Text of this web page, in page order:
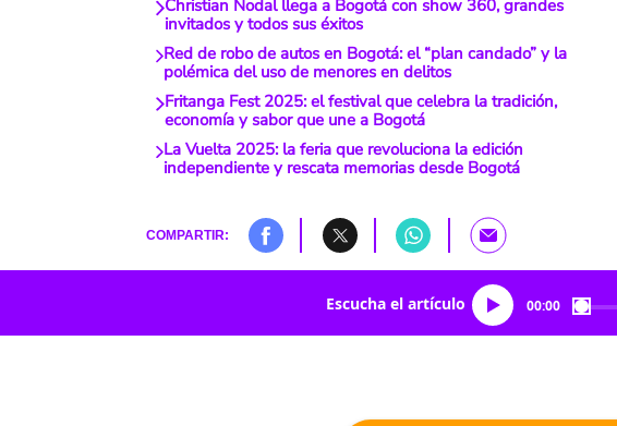
Christian Nodal llega a Bogotá con show 360, grandes
invitados y todos sus éxitos
Red de robo de autos en Bogotá: el “plan candado” y la
polémica del uso de menores en delitos
Fritanga Fest 2025: el festival que celebra la tradición,
economía y sabor que une a Bogotá
La Vuelta 2025: la feria que revoluciona la edición
independiente y rescata memorias desde Bogotá
COMPARTIR:
Escucha el artículo 00:00